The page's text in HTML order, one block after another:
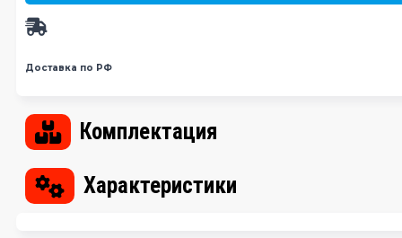
Доставка по РФ
Комплектация
Характеристики